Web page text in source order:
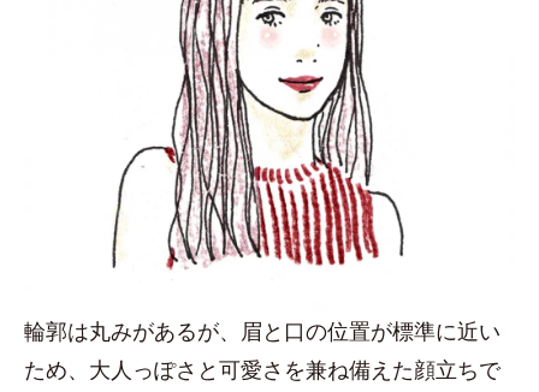
輪郭は丸みがあるが、眉と口の位置が標準に近い
ため、大人っぽさと可愛さを兼ね備えた顔立ちで